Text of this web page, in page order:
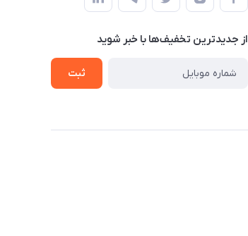
از جدید‌ترین تخفیف‌ها با‌ خبر شوید
ثبت